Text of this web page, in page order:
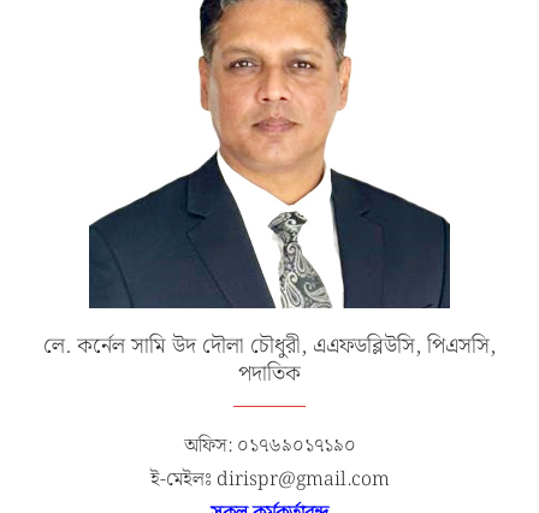
লে. কর্নেল সামি উদ দৌলা চৌধুরী, এএফডব্লিউসি, পিএসসি,
পদাতিক
অফিস: ০১৭৬৯০১৭১৯০
ই-মেইলঃ dirispr@gmail.com